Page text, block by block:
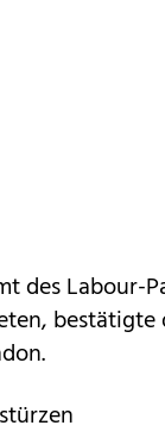
des Labour-
bestätigte